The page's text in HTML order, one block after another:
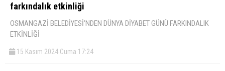
farkındalık etkinliği
OSMANGAZİ BELEDİYESİ’NDEN DÜNYA DİYABET GÜNÜ FARKINDALIK
ETKİNLİĞİ
15 Kasım 2024 Cuma 17:24